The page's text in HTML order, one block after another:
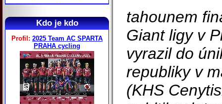
Kdo je kdo
Profil: 2025 Team AC SPARTA
PRAHA cycling
tahounem
Giant ligy v
vyrazil do
republiky v
(KHS